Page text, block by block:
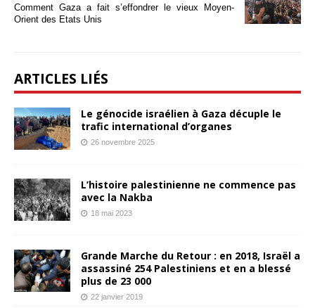
Comment Gaza a fait s’effondrer le vieux Moyen-
Orient des Etats Unis
ARTICLES LIÉS
Le génocide israélien à Gaza décuple le
trafic international d’organes
26 novembre 2025
L’histoire palestinienne ne commence pas
avec la Nakba
18 mai 2023
Grande Marche du Retour : en 2018, Israël a
assassiné 254 Palestiniens et en a blessé
plus de 23 000
22 janvier 2019